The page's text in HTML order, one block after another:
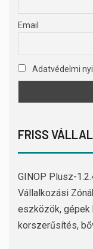
Email
Adatvédelmi
FRISS
GINOP Plusz-
Vállalkozási
eszközök, gépek
korszerűsítés,